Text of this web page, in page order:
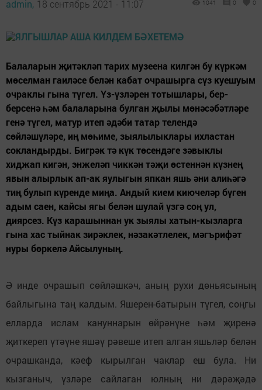
admin, 18 сентябрь 2021 - 11:07 1041 0 0
Балаларын җитәкләп тарих музеена килгән бу күркәм
мөселман гаиләсе белән кабат очрашырга сүз куешуым
очраклы гына түгел. Үз-үзләрен тотышлары, бер-
берсенә һәм балаларына булган җылы мөнәсәбәтләре
генә түгел, матур итеп әдәби татар телендә
сөйләшүләре, иң мөһиме, зыялылыклары ихластан
сокландырды. Бигрәк тә күк төсендәге зәвыклы
хиджап кигән, энжеләп чиккән тәҗи өстеннән күзнең
явын алырлык ап-ак яулыгын япкан яшь әни алиһәгә
тиң булып күренде миңа. Андый кием киючеләр бүген
адым саен, кайсы ягы белән шулай үзгә соң ул,
диярсез. Күз карашыннан ук зыялы хатын-кызларга
гына хас тыйнак зирәклек, нәзакәтлелек, мәгърифәт
нуры бөркелә Айсылуның.
Ә инде очрашып сөйләшкәч, аның рухи дөньясының
байлыгына таң калдым. Яшерен-батырын түгел, соңгы
елларда ислам кануннарын өйрәнүне һәм җиренә
җиткереп үтәүне яшәү рәвеше итеп алган яшьләр белән
очрашканда, кәеф кырылган чаклар еш була. Ни
кызганыч, үзләре сайлаган юлның ни дәрәҗәдә